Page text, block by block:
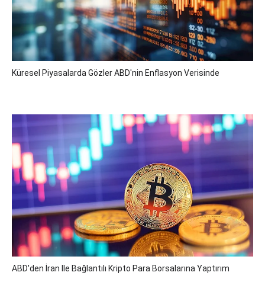
Küresel Piyasalarda Gözler ABD'nin Enflasyon Verisinde
ABD'den İran Ile Bağlantılı Kripto Para Borsalarına Yaptırım